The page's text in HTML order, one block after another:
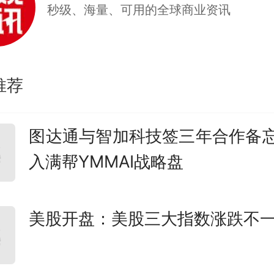
秒级、海量、可用的全球商业资讯
荐
图达通与智加科技签三年合作备
入满帮YMMAI战略盘
美股开盘：美股三大指数涨跌不